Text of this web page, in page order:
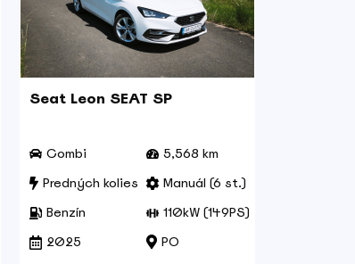
Seat Leon SEAT SP
Combi
5,568 km
Predných kolies
Manuál (6 st.)
Benzín
110kW (149PS)
2025
PO